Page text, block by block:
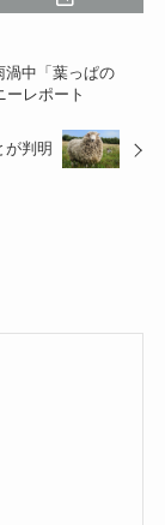
渦中「葉っぱの
ーレポート
が判明